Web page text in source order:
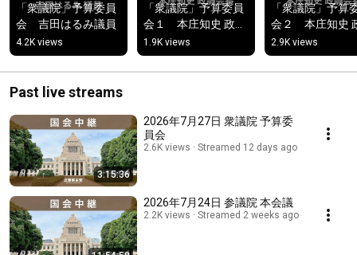
「衆議院」予算委員
会　吉田はるみ議員
4.2K views
「衆議院」予算委員
会１　本庄知史 政調
会長
1.9K views
「衆議院」予算
会２　本庄知史
会長
2.9K views
Past live streams
3:15:36
2026年7月27日 衆議院 予算委
員会
2.6K views Streamed 12 days ago
2026年7月24日 参議院 本会議
2.2K views Streamed 2 weeks ago